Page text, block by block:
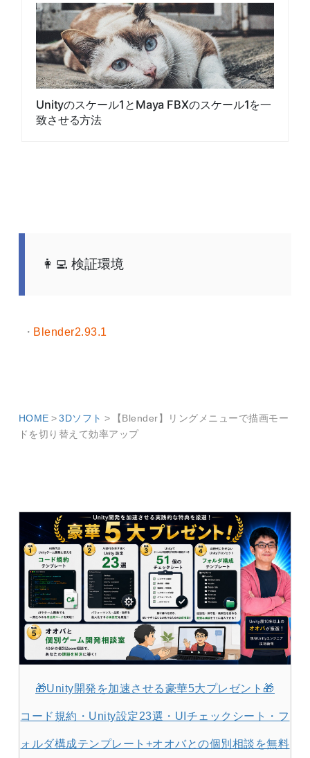
Unityのスケール1とMaya FBXのスケール1を一
致させる方法
検証環境
Blender2.93.1
HOME 3Dソフト
【Blender】リングメニューで描画モー
ドを切り替えて効率アップ
🎁Unity開発を加速させる豪華5大プレゼント🎁
コード規約・Unity設定23選・UIチェックシート・フ
ォルダ構成テンプレート+オオバとの個別相談を無料